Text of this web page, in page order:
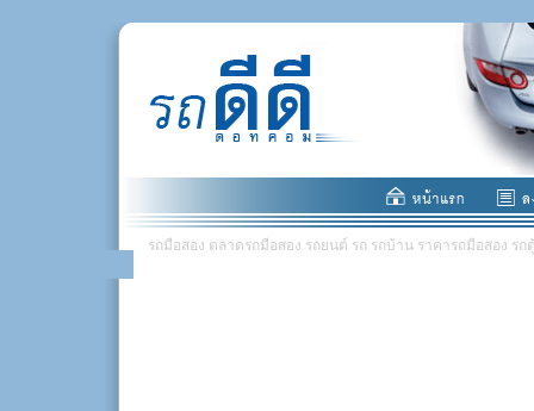
รถมือสอง ตลาดรถมือสอง รถยนต์ รถ รถบ้าน ราคารถมือสอง รถ